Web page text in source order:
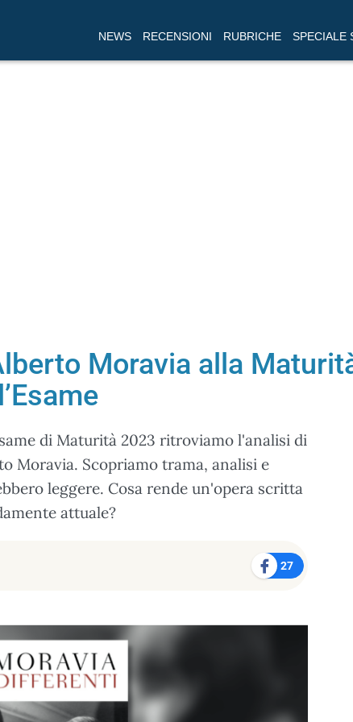
NEWS RECENSIONI RUBRICHE SPECIALE
Moravia alla
di Maturità 2023 ritroviamo l'analisi di
Moravia. Scopriamo trama, analisi e
leggere. Cosa rende un'opera scritta
attuale?
27